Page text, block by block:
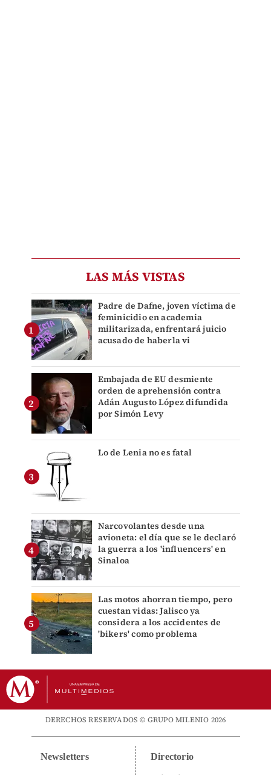
LAS MÁS VISTAS
Padre de Dafne, joven víctima de
feminicidio en academia
militarizada, enfrentará juicio
acusado de haberla vi
Embajada de EU desmiente
orden de aprehensión contra
Adán Augusto López difundida
por Simón Levy
Lo de Lenia no es fatal
Narcovolantes desde una
avioneta: el día que se le declaró
la guerra a los 'influencers' en
Sinaloa
Las motos ahorran tiempo, pero
cuestan vidas: Jalisco ya
considera a los accidentes de
'bikers' como problema
DERECHOS RESERVADOS © GRUPO MILENIO 2026
Newsletters Directorio